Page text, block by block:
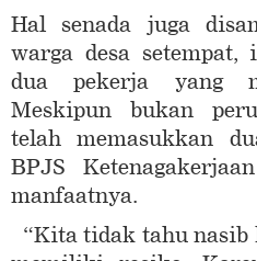
Hal senada juga
warga desa
dua pekerja yang
Meskipun bukan
telah memasukkan
BPJS
manfaatnya.
“Kita tidak tahu nasib